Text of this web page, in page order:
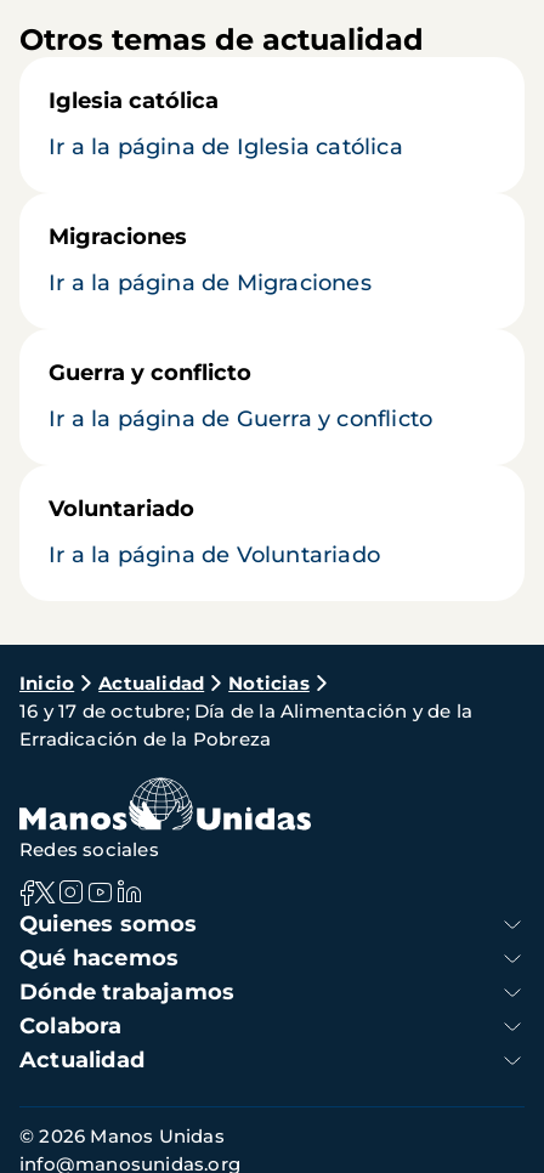
Otros temas de actualidad
Iglesia católica
Ir a la página de Iglesia católica
Migraciones
Ir a la página de Migraciones
Guerra y conflicto
Ir a la página de Guerra y conflicto
Voluntariado
Ir a la página de Voluntariado
Ruta
de
navegación
Inicio Actualidad
Noticias
16 y 17 de octubre; Día de la Alimentación y de la
Erradicación de la Pobreza
Navegación
principal
Quienes somos
Qué hacemos
Dónde trabajamos
Colabora
Actualidad
Redes sociales
Información
de
© 2026 Manos Unidas
info@manosunidas.org